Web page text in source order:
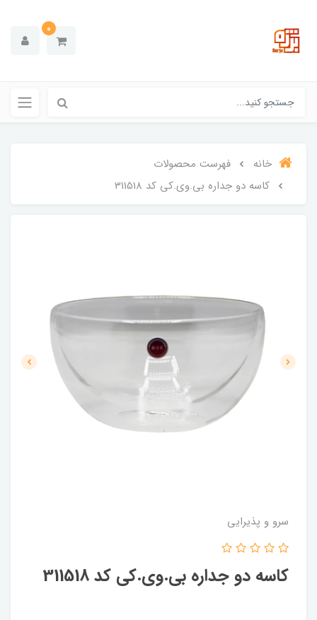
0
خانه
فهرست محصولات
کاسه دو جداره بی.وی.کی کد 311518
سرو و پذیرایی
کاسه دو جداره بی.وی.کی کد 311518